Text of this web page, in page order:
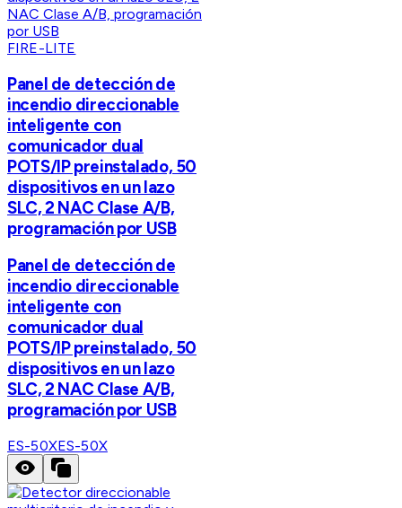
FIRE-LITE
Panel de detección de
incendio direccionable
inteligente con
comunicador dual
POTS/IP preinstalado, 50
dispositivos en un lazo
SLC, 2 NAC Clase A/B,
programación por USB
Panel de detección de
incendio direccionable
inteligente con
comunicador dual
POTS/IP preinstalado, 50
dispositivos en un lazo
SLC, 2 NAC Clase A/B,
programación por USB
ES-50XES-50X